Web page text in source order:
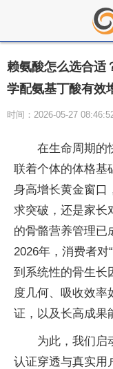
赖氨酸怎么选合适
学配氨基丁酸有效
时间：2026-05-27
在生命周期的
联着个体的体格基
身高增长黄金窗口
求突破，还是家长
的骨骼营养管理已
2026年，消费者对
到系统性的骨生长
度几何、吸收效率
证，以及长高成果
为此，我们启
认证穿透与真实用